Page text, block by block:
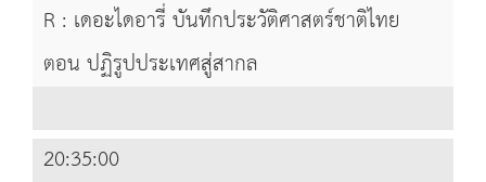
R : เดอะไดอารี่ บันทึกประวัติศาสตร์ชาติไทย
ตอน ปฏิรูปประเทศสู่สากล
20:35:00